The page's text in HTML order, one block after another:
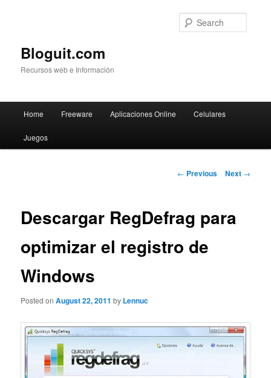
Bloguit.com
Recursos web e Información
Skip
to
Home Freeware Aplicaciones Online Celulares
Juegos
Post
← Previous Next →
Descargar RegDefrag para
optimizar el registro de
Windows
Posted onAugust 22, 2011 by Lennuc